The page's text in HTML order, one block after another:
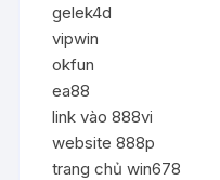
gelek4d
vipwin
okfun
ea88
link vào 888vi
website 888p
trang chủ win678